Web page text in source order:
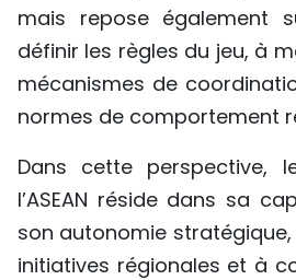
mais repose également
définir les règles du jeu, à
mécanismes de
normes de comportement
Dans cette perspective,
l’ASEAN réside dans sa
son autonomie
initiatives régionales et à